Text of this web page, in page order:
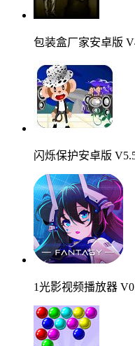
包装盒厂家安卓版
闪烁保护安卓版
1光影视频播放器